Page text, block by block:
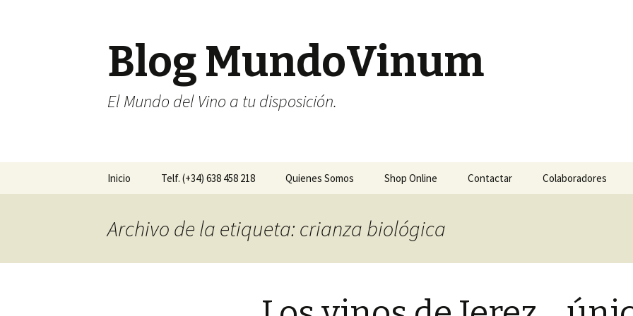
Blog MundoVinum
El Mundo del Vino a tu disposición.
Ir al contenido
Inicio Telf. (+34) 638 458 218 Quienes Somos Shop Online Contactar Colaboradores
Archivo de la etiqueta: crianza biológica